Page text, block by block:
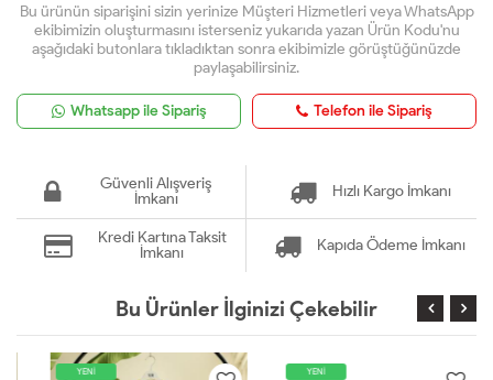
Bu ürünün siparişini sizin yerinize Müşteri Hizmetleri veya WhatsApp
ekibimizin oluşturmasını isterseniz yukarıda yazan Ürün Kodu'nu
aşağıdaki butonlara tıkladıktan sonra ekibimizle görüştüğünüzde
paylaşabilirsiniz.
Whatsapp ile Sipariş Telefon ile Sipariş
Güvenli Alışveriş
İmkanı
Hızlı Kargo İmkanı
Kredi Kartına Taksit
İmkanı
Kapıda Ödeme İmkanı
Bu Ürünler İlginizi Çekebilir
YENİ YENİ